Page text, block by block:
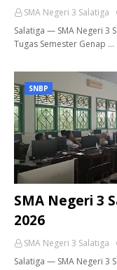
SMA Negeri 3 Salatiga
Salatiga — SMA Negeri 3
Tugas Semester Genap …
SNBP
SMA Negeri 3
2026
SMA Negeri 3 Salatiga
Salatiga — SMA Negeri 3